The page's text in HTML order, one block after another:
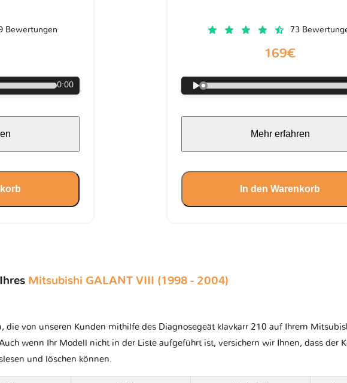
Bewertungen
0:00
73
169€
Mehr erfahren
In den Warenkorb
Mitsubishi GALANT VIII (1998 - 2004)
die von unseren Kunden mithilfe des Diagnosegeät klavkarr 210 auf Ihrem
wenn Ihr Modell nicht in der Liste aufgeführt ist, versichern wir Ihnen, dass der
und löschen können.